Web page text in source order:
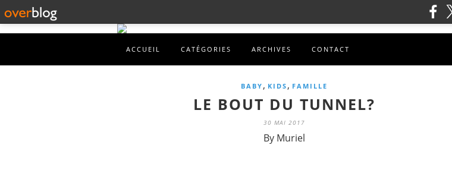
ACCUEIL CATÉGORIES ARCHIVES CONTACT
BABY , KIDS , FAMILLE
LE BOUT DU TUNNEL?
30 MAI 2017
By Muriel